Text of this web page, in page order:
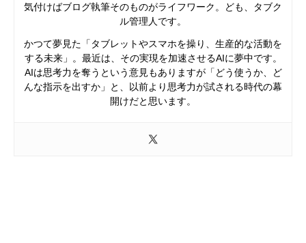
気付けばブログ執筆そのものがライフワーク。ども、タブク
ル管理人です。
かつて夢見た「タブレットやスマホを操り、生産的な活動を
する未来」。最近は、その実現を加速させるAIに夢中です。
AIは思考力を奪うという意見もありますが「どう使うか、ど
んな指示を出すか」と、以前より思考力が試される時代の幕
開けだと思います。